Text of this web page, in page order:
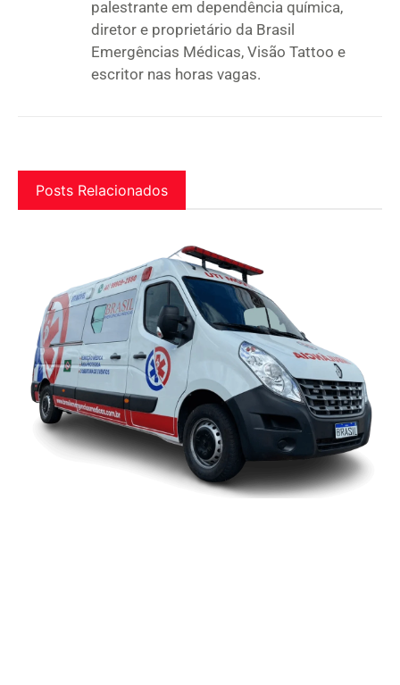
palestrante em dependência química,
diretor e proprietário da Brasil
Emergências Médicas, Visão Tattoo e
escritor nas horas vagas.
Posts Relacionados